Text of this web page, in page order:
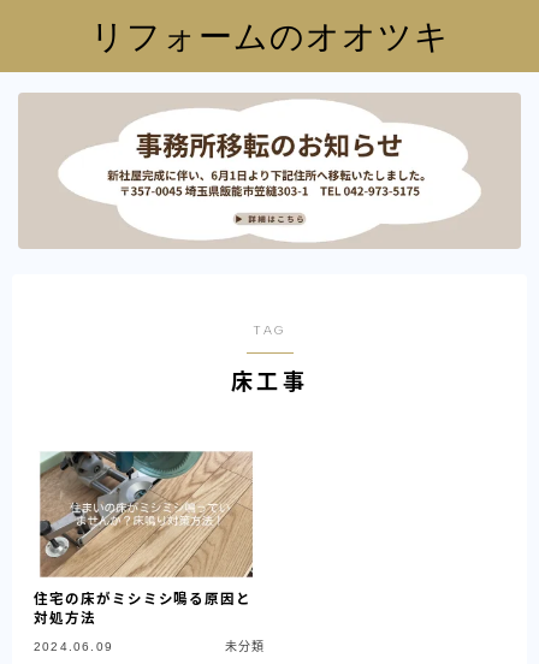
リフォームのオオツキ
TAG
床工事
住宅の床がミシミシ鳴る原因と
対処方法
2024.06.09 未分類